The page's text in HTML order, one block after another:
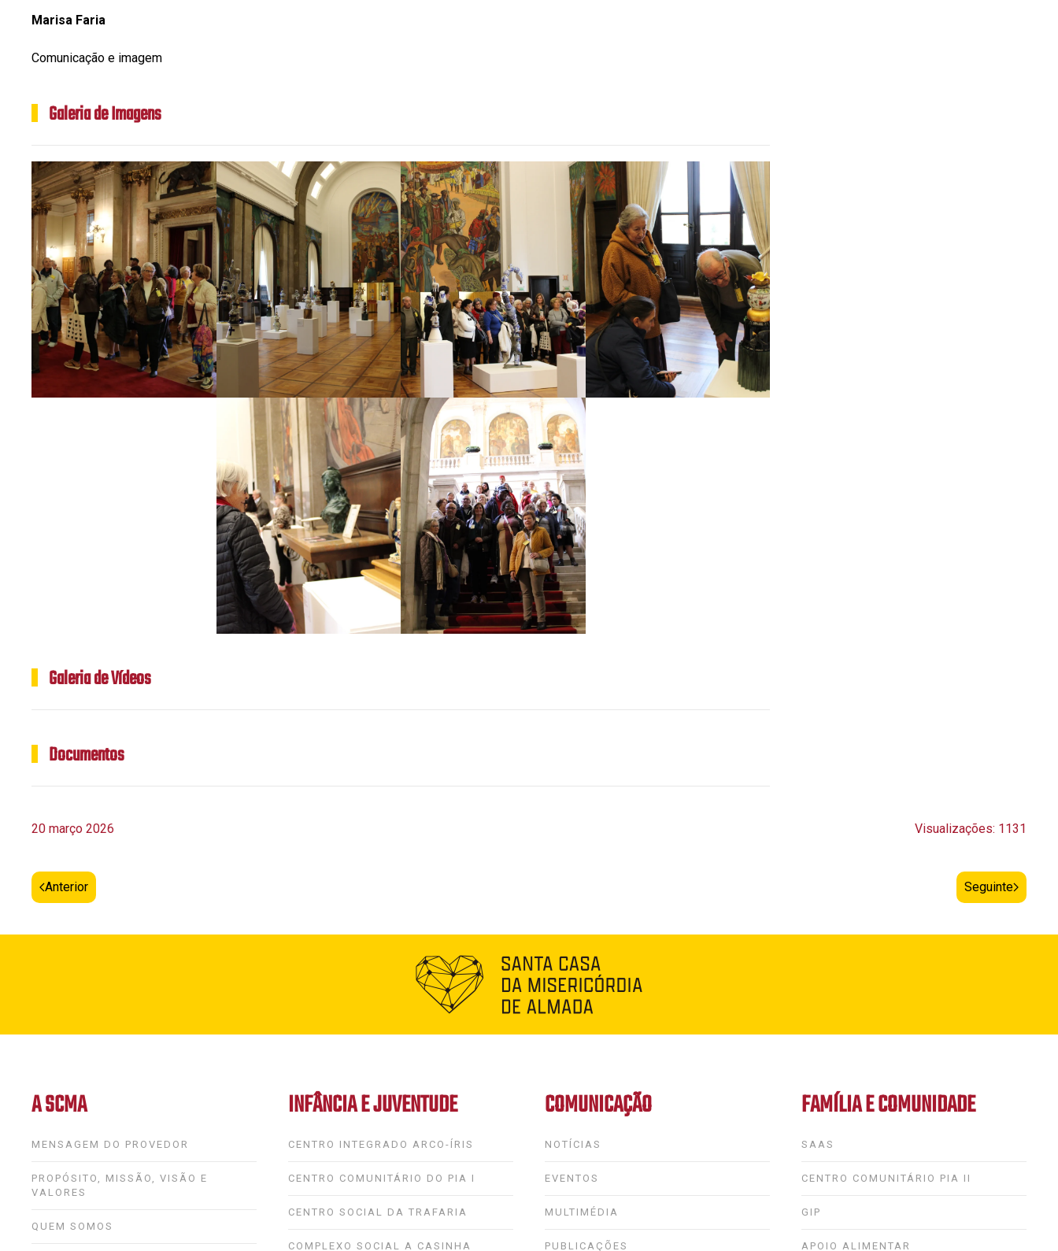
Marisa Faria
Comunicação e imagem
Galeria de Imagens
Ampliar Ampliar Ampliar Ampliar
Ampliar Ampliar
Galeria de Vídeos
Documentos
20 março 2026 Visualizações: 1131
Anterior Seguinte
A SCMA
MENSAGEM DO PROVEDOR
PROPÓSITO, MISSÃO, VISÃO E
VALORES
QUEM SOMOS
INFÂNCIA E JUVENTUDE
CENTRO INTEGRADO ARCO-ÍRIS
CENTRO COMUNITÁRIO DO PIA I
CENTRO SOCIAL DA TRAFARIA
COMPLEXO SOCIAL A CASINHA
COMUNICAÇÃO
NOTÍCIAS
EVENTOS
MULTIMÉDIA
PUBLICAÇÕES
FAMÍLIA E COMUNIDADE
SAAS
CENTRO COMUNITÁRIO PIA II
GIP
APOIO ALIMENTAR